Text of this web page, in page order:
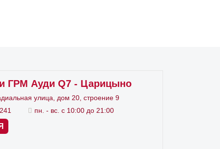
ГРМ Ауди Q7 - Царицыно
улица, дом 20, строение 9
пн. - вс. с 10:00 до 21:00